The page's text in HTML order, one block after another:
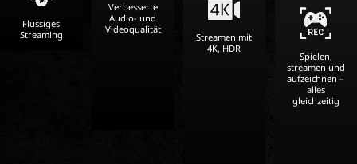
Flüssiges
Streaming
Verbesserte
Audio- und
Videoqualität
Streamen mit
4K, HDR
Spielen,
streamen und
aufzeichnen –
alles
gleichzeitig